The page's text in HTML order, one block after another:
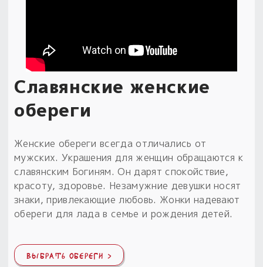
Расходные материалы
Готовые заговоры и обряды
Сундучок
Электронные книги
Приложение для гадания
30 вариантов раскладов по системе Рез Рода:
Для алтаря
Расходные материалы
С чего начать?
Новые книги
в лавке!
«Резы Рода. Нежиты» и «Резы
Рода.Духи-Хозяева» с колодами
толковники со значениями, раскладами,
толкованиями колод
Узнать
Славянские женские
обереги
Женские обереги всегда отличались от
мужских. Украшения для женщин обращаются к
славянским Богиням. Он дарят спокойствие,
красоту, здоровье. Незамужние девушки носят
знаки, привлекающие любовь. Жонки надевают
обереги для лада в семье и рождения детей.
ВЫБРАТЬ ОБЕРЕГИ >